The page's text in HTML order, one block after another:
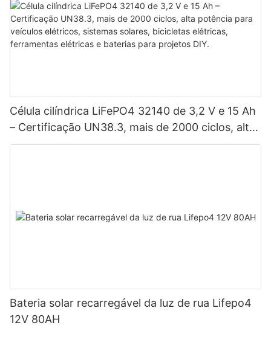
Célula cilíndrica LiFePO4 32140 de 3,2 V e 15 Ah
– Certificação UN38.3, mais de 2000 ciclos, alta
potência para veículos elétricos, sistemas
Bateria solar recarregável da luz de rua Lifepo4
12V 80AH